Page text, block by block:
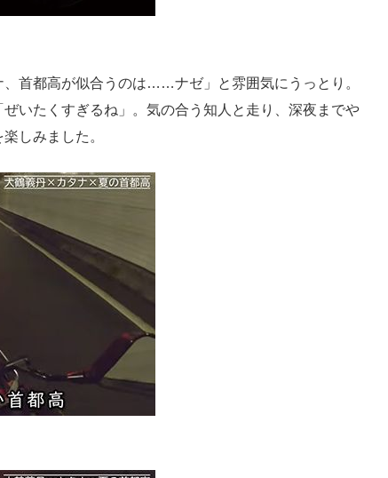
首都高が似合うのは……ナゼ」と雰囲気にうっとり。
いたくすぎるね」。気の合う知人と走り、深夜までや
しみました。